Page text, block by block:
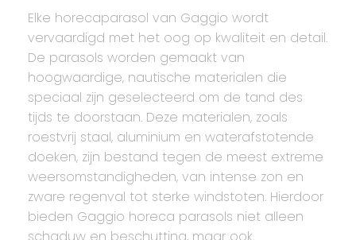
Elke horecaparasol van Gaggio wordt
vervaardigd met het oog op kwaliteit en detail.
De parasols worden gemaakt van
hoogwaardige, nautische materialen die
speciaal zijn geselecteerd om de tand des
tijds te doorstaan. Deze materialen, zoals
roestvrij staal, aluminium en waterafstotende
doeken, zijn bestand tegen de meest extreme
weersomstandigheden, van intense zon en
zware regenval tot sterke windstoten. Hierdoor
bieden Gaggio horeca parasols niet alleen
schaduw en beschutting, maar ook